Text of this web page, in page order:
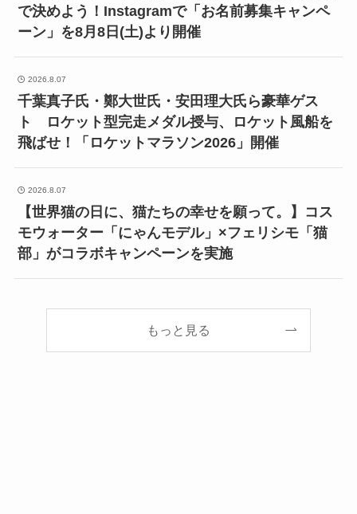
で決めよう！Instagramで「お名前募集キャンペ
ーン」を8月8日(土)より開催
2026.8.07
千葉真子氏・鄭大世氏・安田理大氏ら豪華ゲス
ト ロケット型完走メダル授与、ロケット風船を
飛ばせ！「ロケットマラソン2026」開催
2026.8.07
【世界猫の日に、猫たちの幸せを願って。】コス
モウォーター「にゃんモデル」×フェリシモ「猫
部」がコラボキャンペーンを実施
もっと見る